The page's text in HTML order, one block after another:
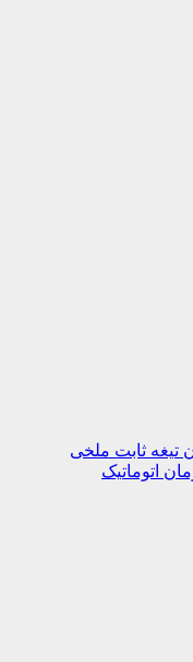
تیغه ثابت ملخی
اتوماتیک